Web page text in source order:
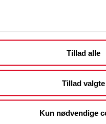
Tillad alle
Tillad valgte
Kun nødvendige
er i brug under
har vi
en pålidelig og effektiv
producenter altid
Bestiller du inden kl. 12